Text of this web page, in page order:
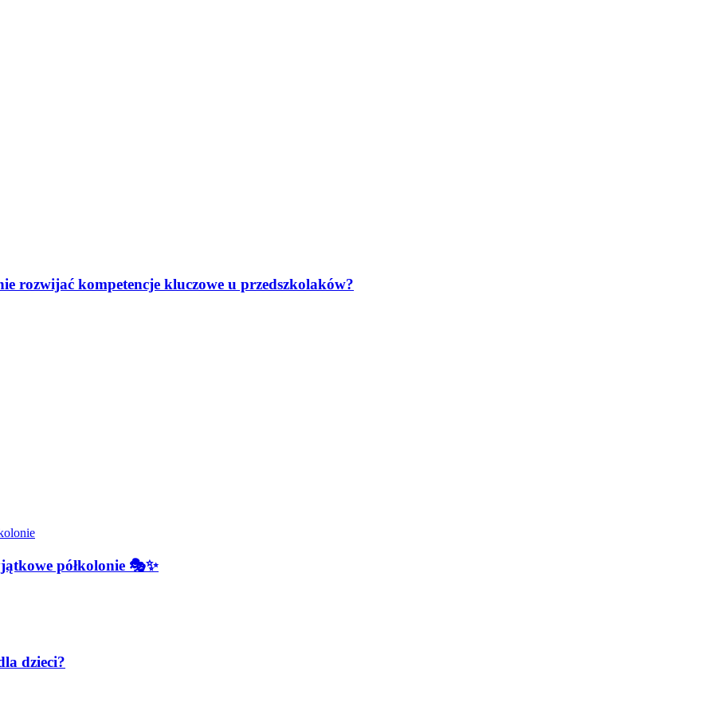
rozwijać kompetencje kluczowe u przedszkolaków?
półkolonie 🎭✨
dzieci?